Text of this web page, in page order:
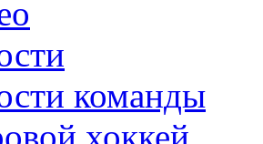
команды
хоккей